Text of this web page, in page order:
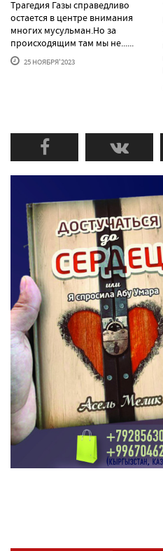
Трагедия Газы справедливо
остается в центре внимания
многих мусульман.Но за
происходящим там мы не......
25 НОЯБРЯ'2023